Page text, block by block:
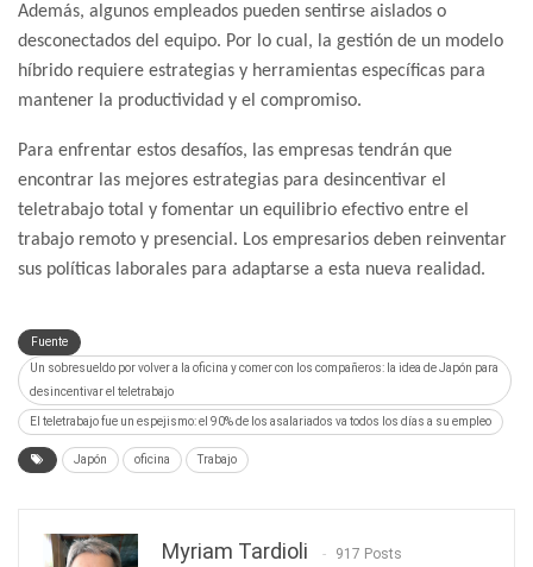
Además, algunos empleados pueden sentirse aislados o
desconectados del equipo. Por lo cual, la gestión de un modelo
híbrido requiere estrategias y herramientas específicas para
mantener la productividad y el compromiso.
Para enfrentar estos desafíos, las empresas tendrán que
encontrar las mejores estrategias para desincentivar el
teletrabajo total y fomentar un equilibrio efectivo entre el
trabajo remoto y presencial. Los empresarios deben reinventar
sus políticas laborales para adaptarse a esta nueva realidad.
Fuente
Un sobresueldo por volver a la oficina y comer con los compañeros: la idea de Japón para
desincentivar el teletrabajo
El teletrabajo fue un espejismo: el 90% de los asalariados va todos los días a su empleo
Japón oficina Trabajo
Myriam Tardioli 917 Posts